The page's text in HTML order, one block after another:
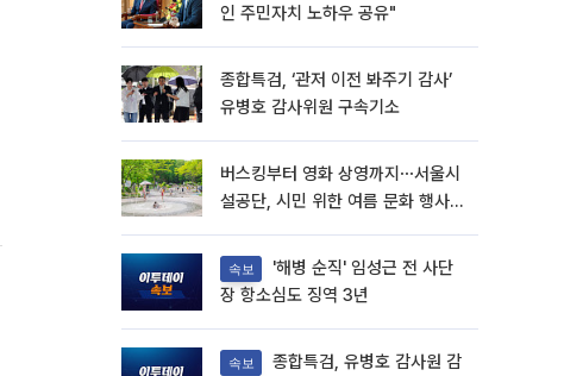
인 주민자치 노하우 공유"
종합특검, ‘관저 이전 봐주기 감사’
유병호 감사위원 구속기소
버스킹부터 영화 상영까지⋯서울시
설공단, 시민 위한 여름 문화 행사
속보
장 항소심도 징역 3년
속보